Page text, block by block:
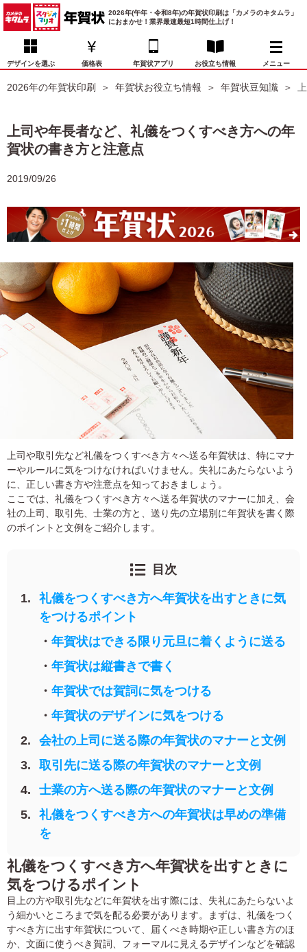
2026年(午年・令和8年)の年賀状印刷は「カメラのキタムラ」
におまかせ！業界最速最短1時間仕上げ！
デザインを選ぶ 価格表 年賀状アプリ お役立ち情報
年
賀
デ
ン
覧
年
賀
状
デ
ザ
イ
カ
真
年
賀
状
年
賀
状
喪
中
は
メニュー
写真入り年賀状
イラスト年賀状
宛名サービス
フジカラー年賀状
カメラのキタムラ年賀状無料アプリ
キャンペーン情報
年賀状お役立ち情報（コラム）
店舗検索
キタムラ会員
グループ各社概要
特定商取引に基づく表示
キタムラ会員利用規約
2026年の年賀状印刷 年賀状お役立ち情報 年賀状豆知識
上司や年長者など、礼儀をつくすべき方への年
賀状の書き方と注意点
2019/09/26
上司や取引先など礼儀をつくすべき方々へ送る年賀状は、特にマナ
ーやルールに気をつけなければいけません。失礼にあたらないよう
に、正しい書き方や注意点を知っておきましょう。
ここでは、礼儀をつくすべき方々へ送る年賀状のマナーに加え、会
社の上司、取引先、士業の方と、送り先の立場別に年賀状を書く際
のポイントと文例をご紹介します。
目次
礼儀をつくすべき方へ年賀状を出すときに気
をつけるポイント
年賀状はできる限り元旦に着くように送る
年賀状は縦書きで書く
年賀状では賀詞に気をつける
年賀状のデザインに気をつける
会社の上司に送る際の年賀状のマナーと文例
取引先に送る際の年賀状のマナーと文例
士業の方へ送る際の年賀状のマナーと文例
礼儀をつくすべき方への年賀状は早めの準備
を
礼儀をつくすべき方へ年賀状を出すときに
気をつけるポイント
目上の方や取引先などに年賀状を出す際には、失礼にあたらないよ
う細かいところまで気を配る必要があります。まずは、礼儀をつく
すべき方に出す年賀状について、届くべき時期や正しい書き方のほ
か、文面に使うべき賀詞、フォーマルに見えるデザインなどを確認